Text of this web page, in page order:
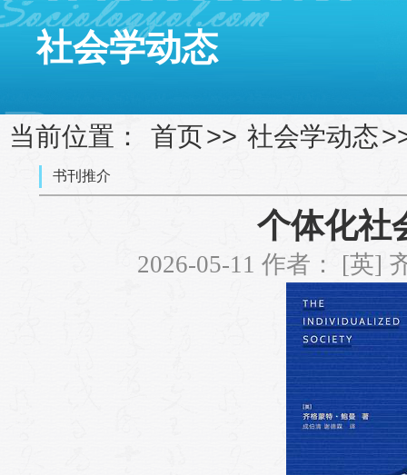
社会学动态
当前位置： 首页>> 社会学动态
书刊推介
个体化社
2026-05-11 作者： [英]